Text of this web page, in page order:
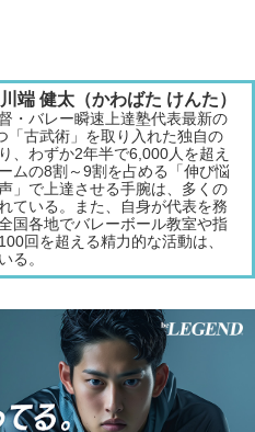
川端 健太（かわばた けんた）
・バレー瞬速上達塾代表最新の
「古武術」を取り入れた独自の
、わずか2年半で6,000人を超え
ムの8割～9割を占める「伸び悩
」で上達させる手腕は、多くの
ている。また、自身が代表を務
国各地でバレーボール教室や指
回を超える精力的な活動は、
る。